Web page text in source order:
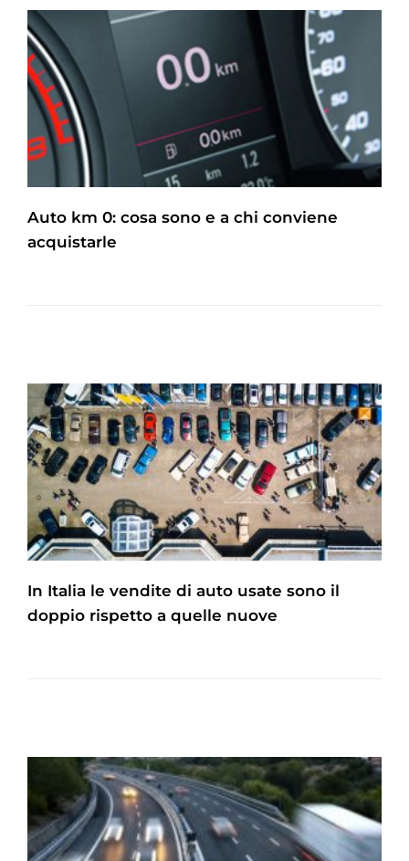
Auto km 0: cosa sono e a chi conviene
acquistarle
In Italia le vendite di auto usate sono il
doppio rispetto a quelle nuove